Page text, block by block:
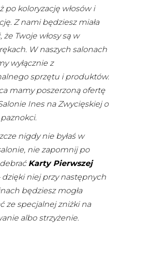
po koloryzację włosów i
Z nami będziesz miała
Twoje włosy są w
W naszych salonach
wyłącznie z
sprzętu i produktów.
mamy poszerzoną ofertę
Ines na Zwycięskiej o
nigdy nie byłaś w
nie zapomnij po
Karty Pierwszej
niej przy następnych
będziesz mogła
ze specjalnej zniżki na
albo strzyżenie.